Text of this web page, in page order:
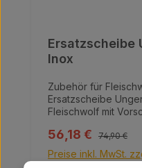
Ersatzscheibe
Inox
Zubehör für
Ersatzscheibe
Fleischwolf mit
ihre hochwertige
Technologie, ideal
Verkaufspreis:
56,18 € Regulärer
74,90 €
Preise inkl. MwSt.